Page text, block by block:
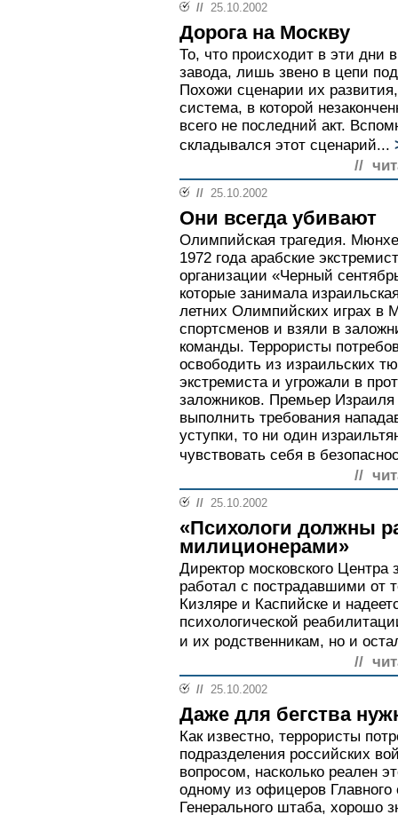
// 25.10.2002
Дорога на Москву
То, что происходит в эти дни
завода, лишь звено в цепи
Похожи сценарии их
система, в которой
всего не последний акт.
складывался этот сценарий...
//
// 25.10.2002
Они всегда убивают
Олимпийская трагедия.
1972 года арабские
организации «Черный
которые занимала
летних Олимпийских играх в
спортсменов и взяли в
команды. Террористы
освободить из израильских
экстремиста и угрожали в
заложников. Премьер
выполнить требования
уступки, то ни один
чувствовать себя в
//
// 25.10.2002
«Психологи должны
милиционерами»
Директор московского
работал с пострадавшими от
Кизляре и Каспийске и
психологической
и их родственникам, но и
//
// 25.10.2002
Даже для бегства
Как известно, террористы
подразделения российских
вопросом, насколько реален
одному из офицеров Главного
Генерального штаба, хорошо